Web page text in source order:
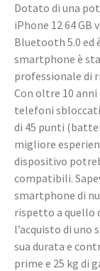
Dotato di una
iPhone 12 64
Bluetooth 5.0 ed
smartphone è
professionale di
Con oltre 10 anni
telefoni
di 45 punti
migliore
dispositivo
compatibili.
smartphone di
rispetto a quello
l’acquisto di
sua durata e
prime e 25 kg di